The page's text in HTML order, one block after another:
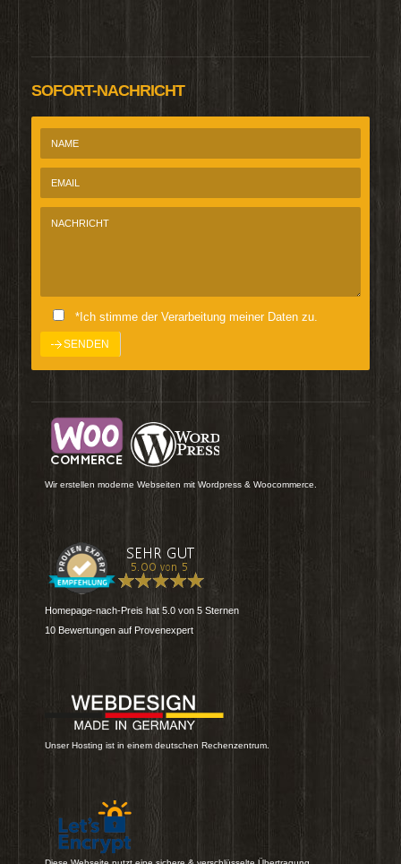
SOFORT-NACHRICHT
*Ich stimme der Verarbeitung meiner Daten zu.
Wir erstellen moderne Webseiten mit Wordpress & Woocommerce.
Homepage-nach-Preis hat 5.0 von 5 Sternen
10 Bewertungen auf Provenexpert
Unser Hosting ist in einem deutschen Rechenzentrum.